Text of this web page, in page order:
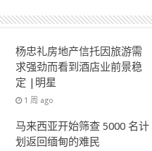
杨忠礼房地产信托因旅游需
求强劲而看到酒店业前景稳
定 |明星
1 周 ago
马来西亚开始筛查 5000 名计
划返回缅甸的难民